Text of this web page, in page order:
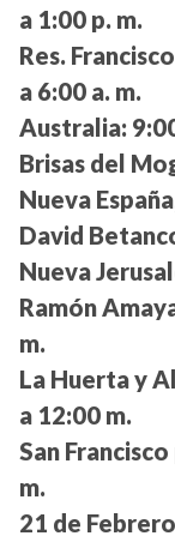
a 1:00 p. m.
Res.
a 6:00 a. m.
Australia:
Brisas del
Nueva
David
Nueva
Ramón
m.
La Huerta y
a 12:00 m.
San
m.
21 de